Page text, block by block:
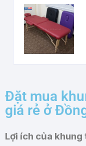
Đặt mua
giá rẻ ở
Lợi ích của khung